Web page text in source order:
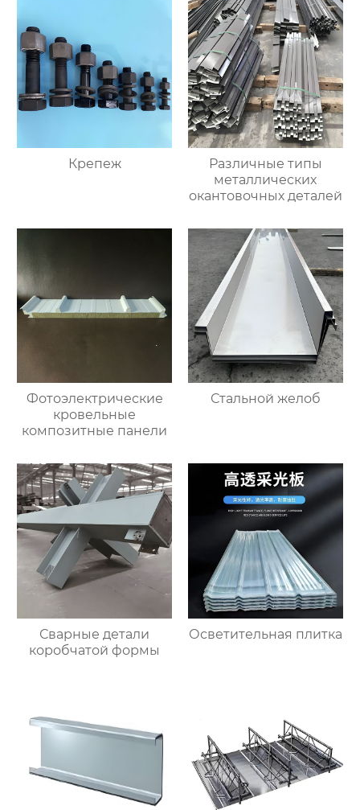
Крепеж
Различные типы
металлических
окантовочных деталей
Фотоэлектрические
кровельные
композитные панели
Стальной желоб
Сварные детали
коробчатой формы
Осветительная плитка